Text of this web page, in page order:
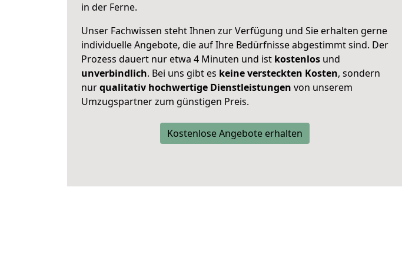
in der Ferne.
Unser Fachwissen steht Ihnen zur Verfügung und Sie erhalten gerne
individuelle Angebote, die auf Ihre Bedürfnisse abgestimmt sind. Der
Prozess dauert nur etwa 4 Minuten und ist kostenlos und
unverbindlich. Bei uns gibt es keine versteckten Kosten, sondern
nurqualitativ hochwertige Dienstleistungen von unserem
Umzugspartner zum günstigen Preis.
Kostenlose Angebote erhalten